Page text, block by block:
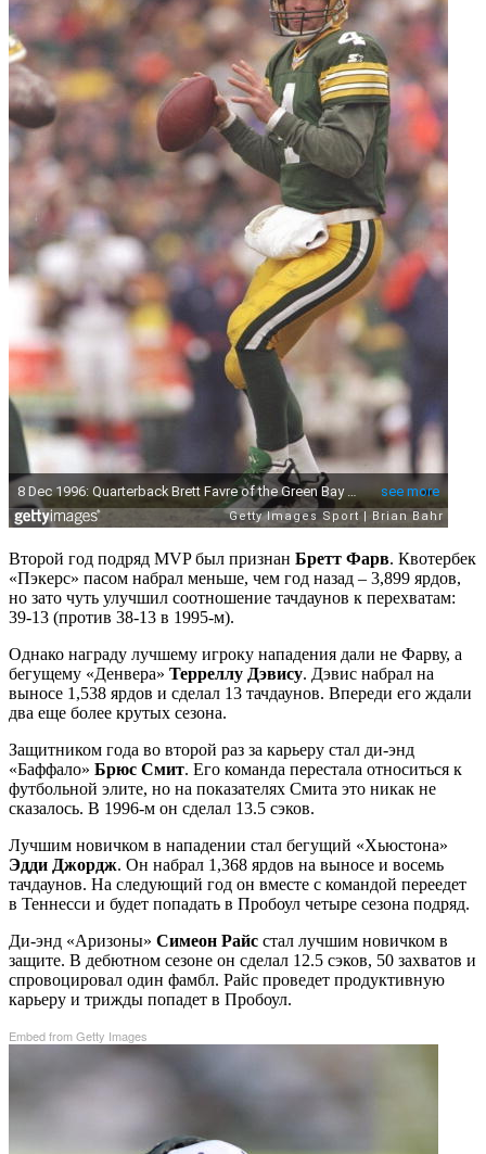
Второй год подряд MVP был признан Бретт Фарв. Квотербек
«Пэкерс» пасом набрал меньше, чем год назад – 3,899 ярдов,
но зато чуть улучшил соотношение тачдаунов к перехватам:
39-13 (против 38-13 в 1995-м).
Однако награду лучшему игроку нападения дали не Фарву, а
бегущему «Денвера» Терреллу Дэвису. Дэвис набрал на
выносе 1,538 ярдов и сделал 13 тачдаунов. Впереди его ждали
два еще более крутых сезона.
Защитником года во второй раз за карьеру стал ди-энд
«Баффало» Брюс Смит. Его команда перестала относиться к
футбольной элите, но на показателях Смита это никак не
сказалось. В 1996-м он сделал 13.5 сэков.
Лучшим новичком в нападении стал бегущий «Хьюстона»
Эдди Джордж. Он набрал 1,368 ярдов на выносе и восемь
тачдаунов. На следующий год он вместе с командой переедет
в Теннесси и будет попадать в Пробоул четыре сезона подряд.
Ди-энд «Аризоны» Симеон Райс стал лучшим новичком в
защите. В дебютном сезоне он сделал 12.5 сэков, 50 захватов и
спровоцировал один фамбл. Райс проведет продуктивную
карьеру и трижды попадет в Пробоул.
Embed from Getty Images